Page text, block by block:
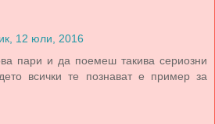
12 юли, 2016
пари и да поемеш такива сериозни
всички те познават е пример за